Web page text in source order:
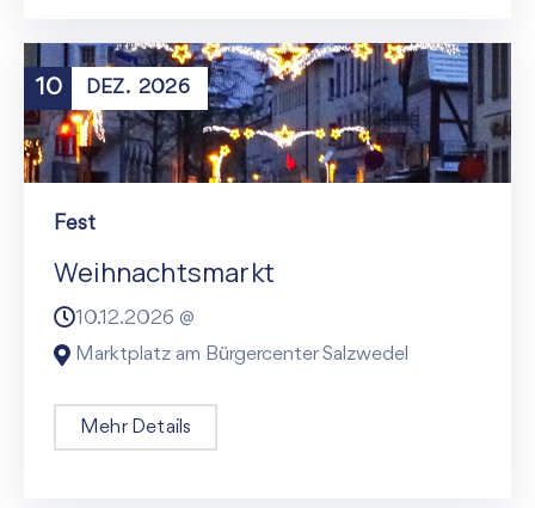
10 DEZ. 2026
Fest
Weihnachtsmarkt
10.12.2026 @
Marktplatz am Bürgercenter Salzwedel
Mehr Details